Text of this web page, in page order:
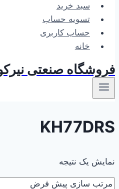
سبد خرید
تسویه حساب
حساب کاربری
خانه
فروشگاه صنعتی
KH77DRS
نمایش یک نتیجه